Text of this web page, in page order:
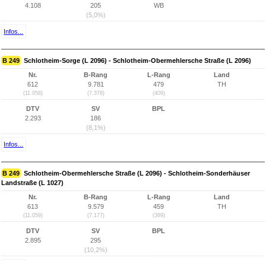
4.108
205
(5,0%)
WB
Infos...
B 249 Schlotheim-Sorge (L 2096) - Schlotheim-Obermehlersche Straße (L 2096)
Nr.
612
(11.058)
B-Rang
9.781
(7.378)
L-Rang
479
(409)
Land
TH
DTV
2.293
SV
186
(8,1%)
BPL
Infos...
B 249 Schlotheim-Obermehlersche Straße (L 2096) - Schlotheim-Sonderhäuser
Landstraße (L 1027)
Nr.
613
(11.059)
B-Rang
9.579
(7.177)
L-Rang
459
(389)
Land
TH
DTV
2.895
SV
295
(10,2%)
BPL